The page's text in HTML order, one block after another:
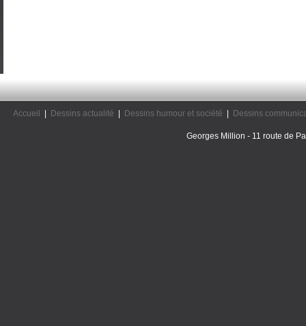
Accueil Dessins actualité Dessins humour et société Dessins
Georges Million - 11 route de